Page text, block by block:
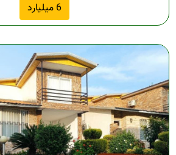
6 میلیارد